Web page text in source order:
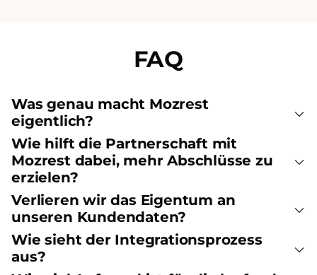
FAQ
Was genau macht Mozrest
eigentlich?
Wie hilft die Partnerschaft mit
Mozrest dabei, mehr Abschlüsse zu
erzielen?
Verlieren wir das Eigentum an
unseren Kundendaten?
Wie sieht der Integrationsprozess
aus?